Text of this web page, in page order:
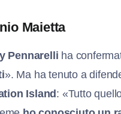
Maietta
Pennarelli ha
». Ma ha tenuto a
Island: «Tutto